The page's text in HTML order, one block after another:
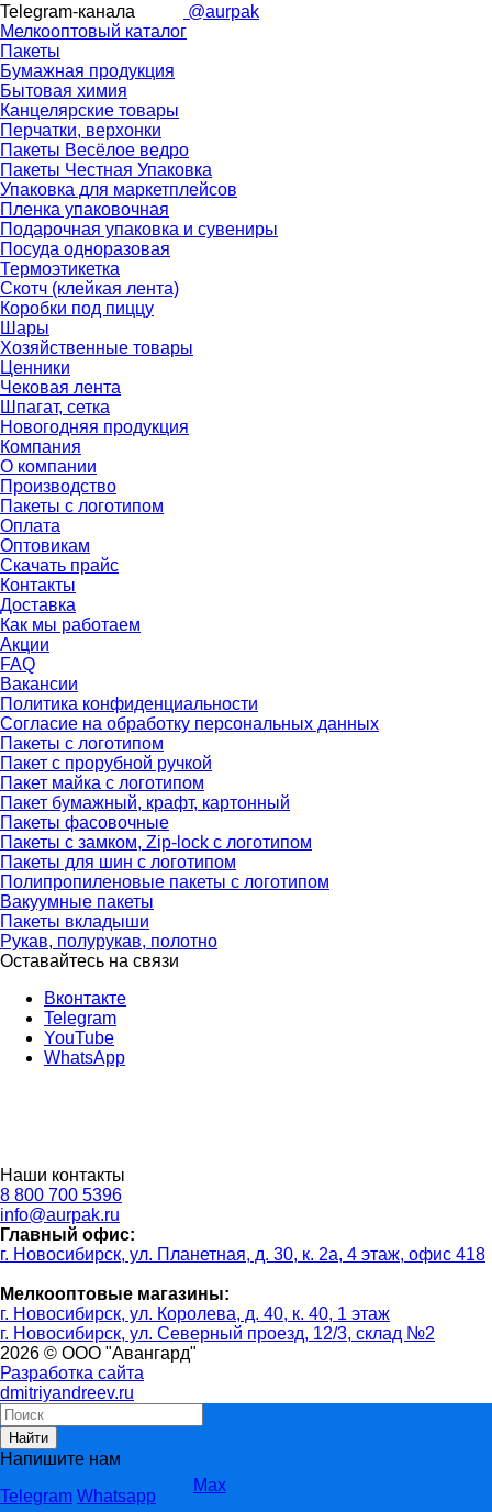
Telegram-канала
@aurpak
Мелкооптовый каталог
Пакеты
Бумажная продукция
Бытовая химия
Канцелярские товары
Перчатки, верхонки
Пакеты Весёлое ведро
Пакеты Честная Упаковка
Упаковка для маркетплейсов
Пленка упаковочная
Подарочная упаковка и сувениры
Посуда одноразовая
Термоэтикетка
Скотч (клейкая лента)
Коробки под пиццу
Шары
Хозяйственные товары
Ценники
Чековая лента
Шпагат, сетка
Новогодняя продукция
Компания
О компании
Производство
Пакеты с логотипом
Оплата
Оптовикам
Скачать прайс
Контакты
Доставка
Как мы работаем
Акции
FAQ
Вакансии
Политика конфиденциальности
Согласие на обработку персональных данных
Пакеты с логотипом
Пакет с прорубной ручкой
Пакет майка с логотипом
Пакет бумажный, крафт, картонный
Пакеты фасовочные
Пакеты с замком, Zip-lock с логотипом
Пакеты для шин с логотипом
Полипропиленовые пакеты с логотипом
Вакуумные пакеты
Пакеты вкладыши
Рукав, полурукав, полотно
Оставайтесь на связи
Вконтакте
Telegram
YouTube
WhatsApp
Наши контакты
8 800 700 5396
info@aurpak.ru
Главный офис:
г. Новосибирск, ул. Планетная, д. 30, к. 2а, 4 этаж, офис 418
Мелкооптовые магазины:
г. Новосибирск, ул. Королева, д. 40, к. 40, 1 этаж
г. Новосибирск, ул. Северный проезд, 12/3, ​склад №2
2026 © ООО "Авангард"
Разработка сайта
dmitriyandreev.ru
Найти
Напишите нам
Telegram Whatsapp
Max